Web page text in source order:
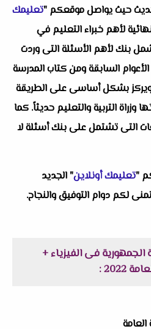
تعليمك
لأهم خبراء التعليم في
بنك لأهم الأسئلة التى وردت
السابقة ومن كتاب المدرسة
ويركز بشكل أساسى على الطريقة
وزراة التربية والتعليم حديثاً. كما
التى تشتمل على بنك أسئلة لا
"تعليمك أونلاين" الجديد
لكم دوام التوفيق والنجاح.
فى الفيزياء +
2022 :
العامة